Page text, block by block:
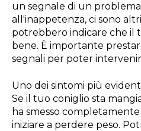
un segnale di un
all'inappetenza, ci sono
potrebbero indicare che il
bene. È importante
segnali per poter
Uno dei sintomi più
Se il tuo coniglio sta
ha smesso
iniziare a perdere peso.